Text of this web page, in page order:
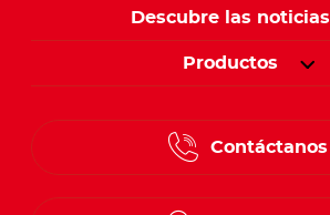
Descubre las noticias
Productos
Contáctanos